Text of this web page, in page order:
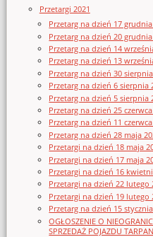
Przetargi 2021
Przetarg na dzień 17
Przetarg na dzień 20
Przetarg na dzień 14
Przetarg na dzień 13
Przetarg na dzień 30
Przetarg na dzień 6 sierpnia
Przetarg na dzień 5 sierpnia
Przetarg na dzień 25 czerwca
Przetarg na dzień 11
Przetarg na dzień 28 maja
Przetargi na dzień 18 maja
Przetargi na dzień 17 maja
Przetargi na dzień 16
Przetargi na dzień 22 lutego
Przetargi na dzień 19 lutego
Przetarg na dzień 15
OGŁOSZENIE O
SPRZEDAŻ POJAZDU